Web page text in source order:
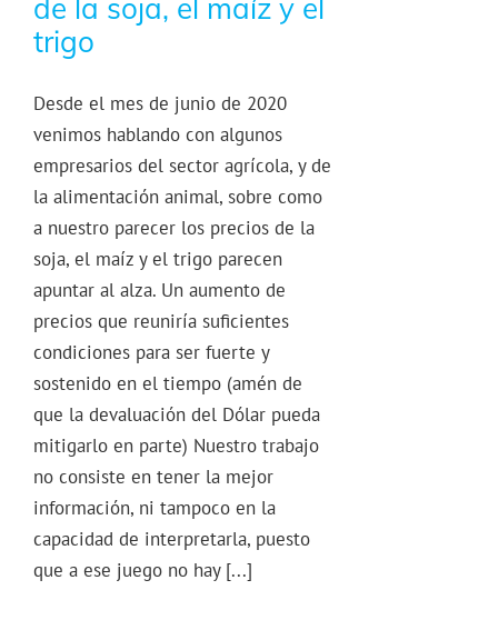
de la soja, el maíz y el
trigo
Desde el mes de junio de 2020
venimos hablando con algunos
empresarios del sector agrícola, y de
la alimentación animal, sobre como
a nuestro parecer los precios de la
soja, el maíz y el trigo parecen
apuntar al alza. Un aumento de
precios que reuniría suficientes
condiciones para ser fuerte y
sostenido en el tiempo (amén de
que la devaluación del Dólar pueda
mitigarlo en parte) Nuestro trabajo
no consiste en tener la mejor
información, ni tampoco en la
capacidad de interpretarla, puesto
que a ese juego no hay [...]